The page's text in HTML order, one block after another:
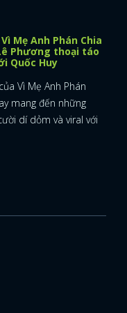
Mẹ Anh Phán Chia
Phương thoại táo
Quốc Huy
Vì Mẹ Anh Phán
mang đến những
dí dỏm và viral với